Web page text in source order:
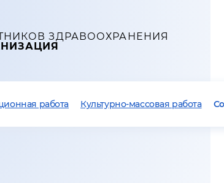
ЗДРАВООХРАНЕНИЯ
работа Культурно-массовая работа